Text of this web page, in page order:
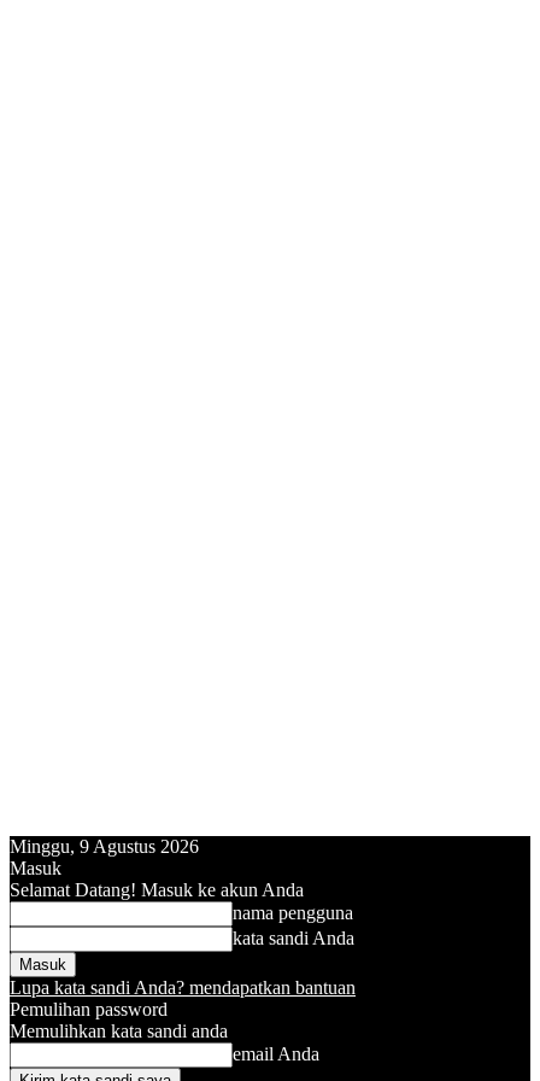
Minggu, 9 Agustus 2026
Masuk
Selamat Datang! Masuk ke akun Anda
nama pengguna
kata sandi Anda
Lupa kata sandi Anda? mendapatkan bantuan
Pemulihan password
Memulihkan kata sandi anda
email Anda